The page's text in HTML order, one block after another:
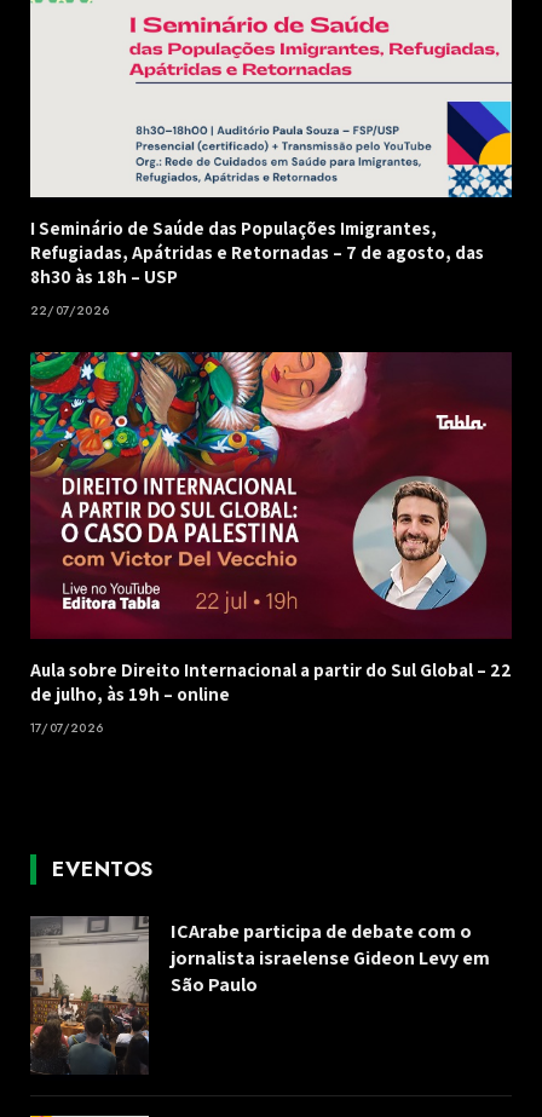
I Seminário de Saúde das Populações Imigrantes,
Refugiadas, Apátridas e Retornadas – 7 de agosto, das
8h30 às 18h – USP
22/07/2026
Aula sobre Direito Internacional a partir do Sul Global – 22
de julho, às 19h – online
17/07/2026
EVENTOS
ICArabe participa de debate com o
jornalista israelense Gideon Levy em
São Paulo